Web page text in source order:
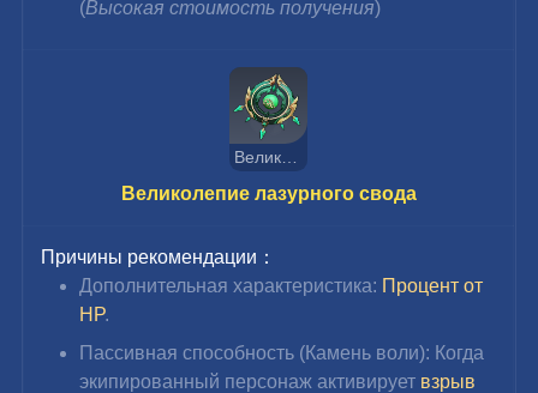
(Высокая стоимость получения)
Великолепие лазурного свода
Великолепие лазурного свода
Причины рекомендации：
Дополнительная характеристика: Процент от
HP.
Пассивная способность (Камень воли): Когда
экипированный персонаж активирует взрыв